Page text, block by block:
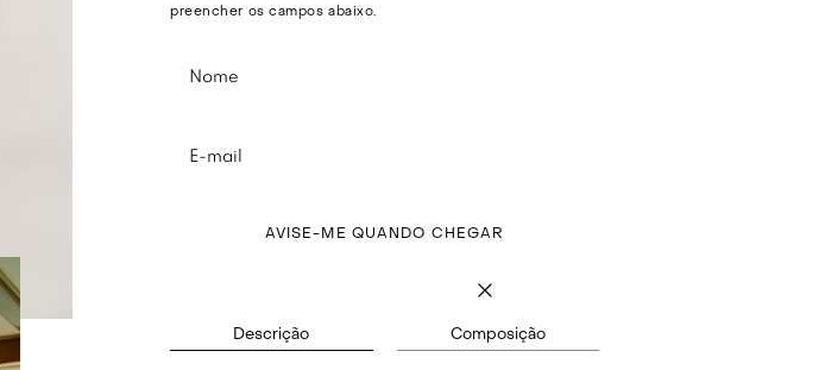
preencher os campos abaixo.
AVISE-ME QUANDO CHEGAR
Descrição Composição